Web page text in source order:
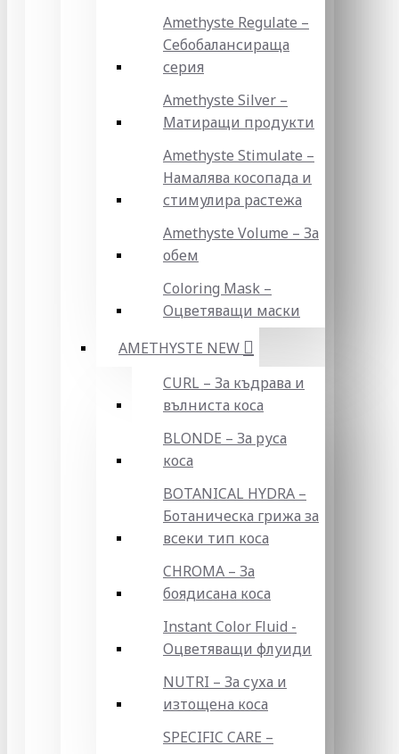
Amethyste Regulate –
Себобалансираща
серия
Amethyste Silver –
Матиращи продукти
Amethyste Stimulate –
Намалява косопада и
стимулира растежа
Amethyste Volume – За
обем
Coloring Mask –
Оцветяващи маски
AMETHYSTE NEW
CURL – За къдрава и
вълниста коса
BLONDE – За руса
коса
BOTANICAL HYDRA –
Ботаническа грижа за
всеки тип коса
CHROMA – За
боядисана коса
Instant Color Fluid -
Оцветяващи флуиди
NUTRI – За суха и
изтощена коса
SPECIFIC CARE –